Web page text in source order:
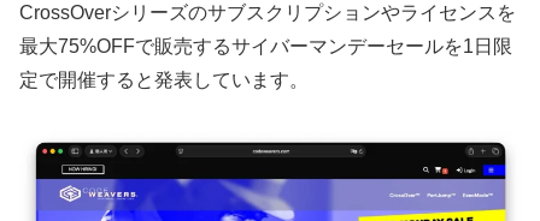
CrossOverシリーズのサブスクリプションやライセンスを
最大75%OFFで販売するサイバーマンデーセールを1日限
定で開催すると発表しています。